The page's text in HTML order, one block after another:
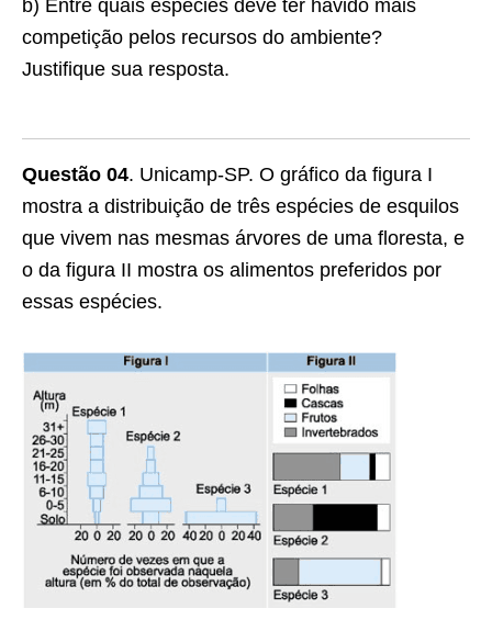
b) Entre quais espécies deve ter havido mais
competição pelos recursos do ambiente?
Justifique sua resposta.
Questão 04. Unicamp-SP. O gráfico da figura I
mostra a distribuição de três espécies de esquilos
que vivem nas mesmas árvores de uma floresta, e
o da figura II mostra os alimentos preferidos por
essas espécies.